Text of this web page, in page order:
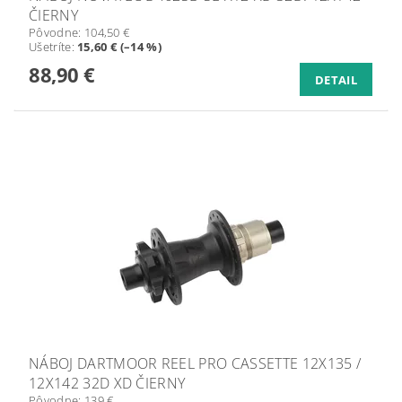
ČIERNY
Pôvodne: 104,50 €
Ušetríte: 15,60 € (–14 %)
88,90 € DETAIL
NÁBOJ DARTMOOR REEL PRO CASSETTE 12X135 /
12X142 32D XD ČIERNY